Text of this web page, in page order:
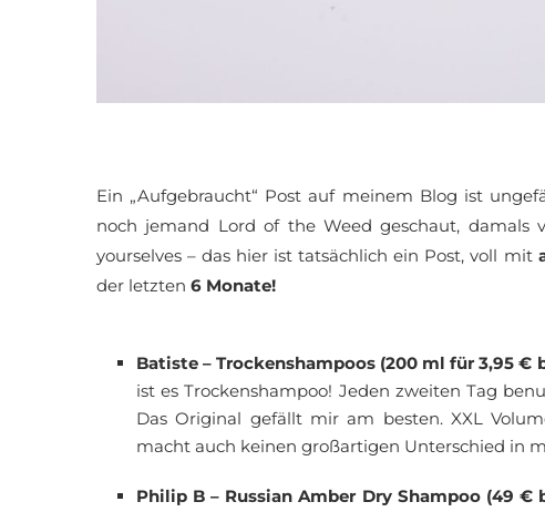
Ein „Aufgebraucht“ Post auf meinem Blog ist
noch jemand Lord of the Weed geschaut, damals
yourselves – das hier ist tatsächlich ein Post, voll mit
der letzten 6 Monate!
Batiste – Trockenshampoos (200 ml für 3,95 €
ist es Trockenshampoo! Jeden zweiten Tag
Das Original gefällt mir am besten. XXL
macht auch keinen großartigen Unterschied in
Philip B – Russian Amber Dry Shampoo (49 €